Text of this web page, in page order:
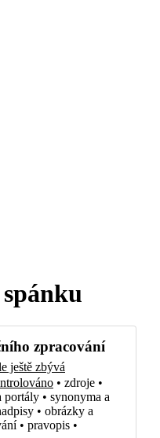
zpracování
ještě zbývá
• zdroje •
portály • synonyma a
• obrázky a
• pravopis •